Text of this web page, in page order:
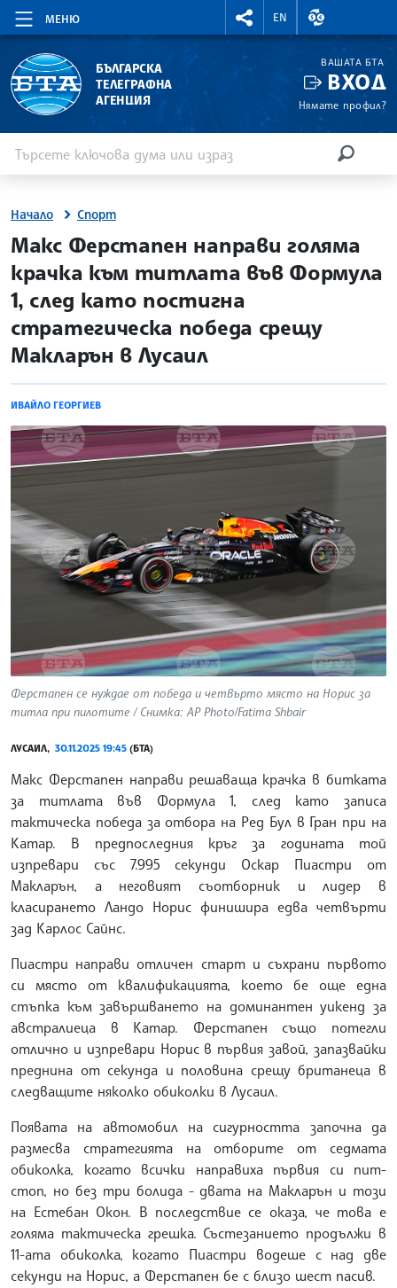
МЕНЮ
RIGHTMENU.SOCIAL
EN
ВАЛУТНИ
БЪЛГАРСКА
ТЕЛЕГРАФНА
АГЕНЦИЯ
ВАШАТА БТА
ВХОД
Нямате профил?
Начало Спорт
site.bta
Макс Ферстапен направи голяма
крачка към титлата във Формула
1, след като постигна
стратегическа победа срещу
Макларън в Лусаил
ИВАЙЛО ГЕОРГИЕВ
Ферстапен се нуждае от победа и четвърто място на Норис за
титла при пилотите / Снимка: AP Photo/Fatima Shbair
ЛУСАИЛ, 30.11.2025 19:45 (БТА)
Макс Ферстапен направи решаваща крачка в битката
за титлата във Формула 1, след като записа
тактическа победа за отбора на Ред Бул в Гран при на
Катар. В предпоследния кръг за годината той
изпревари със 7.995 секунди Оскар Пиастри от
Макларън, а неговият съотборник и лидер в
класирането Ландо Норис финишира едва четвърти
зад Карлос Сайнс.
Пиастри направи отличен старт и съхрани първото
си място от квалификацията, което бе още една
стъпка към завършването на доминантен уикенд за
австралиеца в Катар. Ферстапен също потегли
отлично и изпревари Норис в първия завой, запазвайки
преднина от секунда и половина срещу британеца в
следващите няколко обиколки в Лусаил.
Появата на автомобил на сигурността започна да
размесва стратегията на отборите от седмата
обиколка, когато всички направиха първия си пит-
стоп, но без три болида - двата на Макларън и този
на Естебан Окон. В последствие се оказа, че това е
голяма тактическа грешка. Състезанието продължи в
11-ата обиколка, когато Пиастри водеше с над две
секунди на Норис, а Ферстапен бе с близо шест пасив.